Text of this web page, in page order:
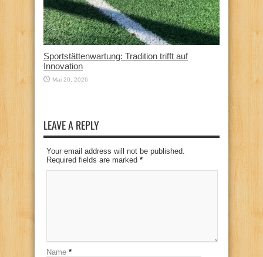
Sportstättenwartung: Tradition trifft auf
Innovation
Mai 20, 2026
LEAVE A REPLY
Your email address will not be published.
Required fields are marked *
Name *